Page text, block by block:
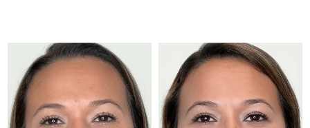
08/08/2026
Irlandia
Oczekiwany czas dostawy
10/08/2026
Wyspa Man
Oczekiwany czas dostawy
12/08/2026